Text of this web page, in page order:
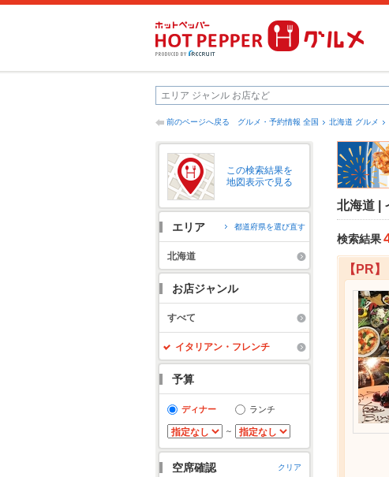
前のページへ戻る グルメ・予約情報 全国 北海道 グルメ
この検索結果を
地図表示で見る
エリア 都道府県を選び直す
北海道
お店ジャンル
すべて
イタリアン・フレンチ
予算
ディナー ランチ
～
空席確認 クリア
北海道 |
検索結果
【PR】